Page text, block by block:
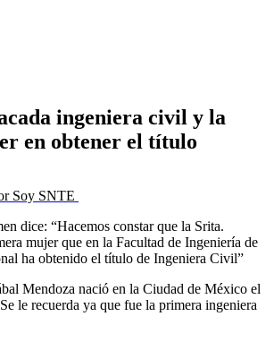
ingeniera civil y la
en obtener el título
Soy SNTE
dice: “Hacemos constar que la Srita.
mujer que en la Facultad de Ingeniería de
ha obtenido el título de Ingeniera Civil”
Mendoza nació en la Ciudad de México el
le recuerda ya que fue la primera ingeniera